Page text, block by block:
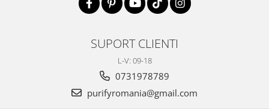
SUPORT CLIENTI
L-V: 09-18
0731978789
purifyromania@gmail.com